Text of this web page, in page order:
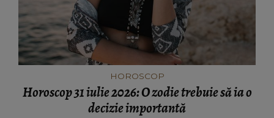
HOROSCOP
Horoscop 31 iulie 2026: O zodie trebuie să ia o
decizie importantă